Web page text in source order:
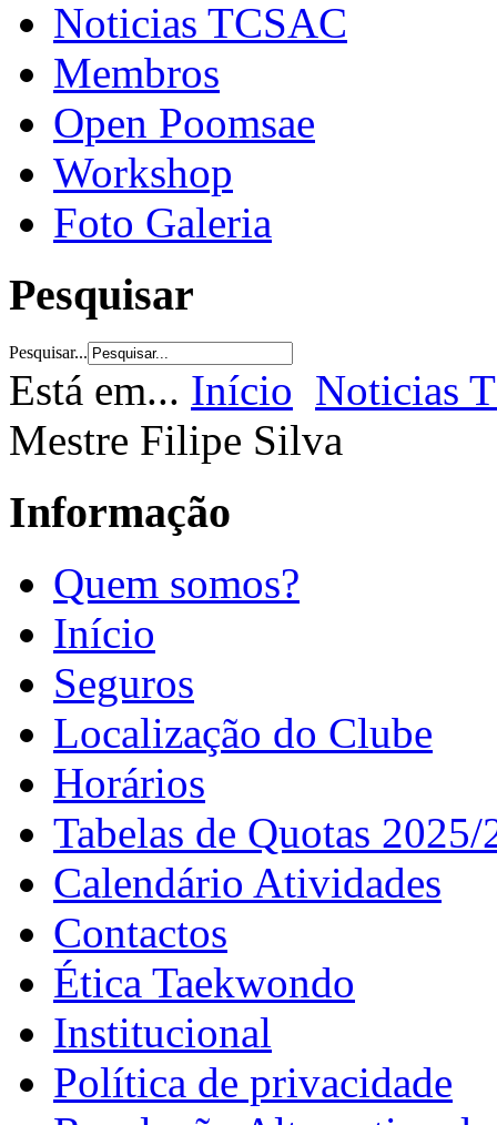
Noticias TCSAC
Membros
Open Poomsae
Workshop
Foto Galeria
Pesquisar
Pesquisar...
Está em... Início Noticias
Mestre Filipe Silva
Informação
Quem somos?
Início
Seguros
Localização do Clube
Horários
Tabelas de Quotas 2025/
Calendário Atividades
Contactos
Ética Taekwondo
Institucional
Política de privacidade